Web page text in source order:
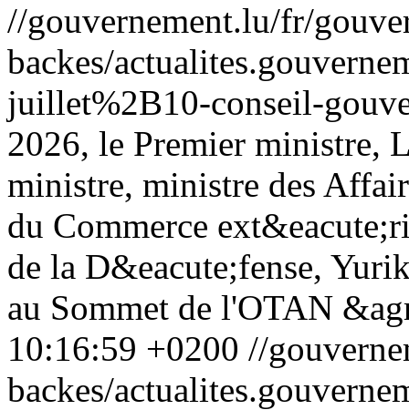
//gouvernement.lu/fr/
backes/
juillet%2B10-conseil-
2026, le Premier ministre,
ministre, ministre des
du Commerce
de la D&eacute;fense,
au Sommet de l'OTAN
10:16:59 +0200 //
backes/